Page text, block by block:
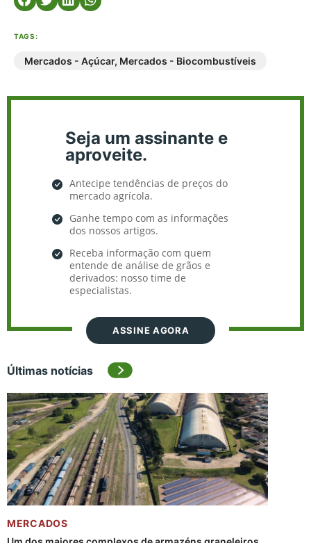
TAGS:
Mercados - Açúcar, Mercados - Biocombustíveis
Seja um assinante e
aproveite.
Antecipe tendências de preços do
mercado agrícola.
Ganhe tempo com as informações
dos nossos artigos.
Receba informação com quem
entende de análise de grãos e
derivados: nosso time de
especialistas.
ASSINE AGORA
Últimas notícias
MERCADOS